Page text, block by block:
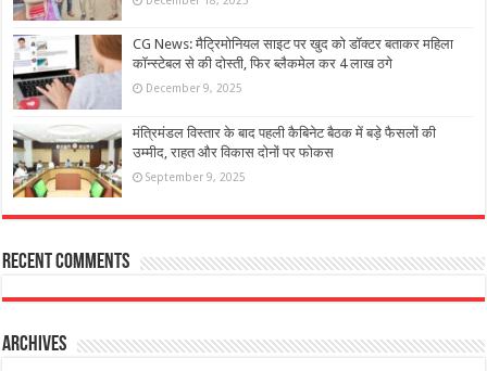
CG News: मैट्रिमोनियल साइट पर खुद को डॉक्टर बताकर महिला
कॉन्स्टेबल से की दोस्ती, फिर ब्लैकमेल कर 4 लाख ठगे
December 9, 2025
मंत्रिमंडल विस्तार के बाद पहली कैबिनेट बैठक में बड़े फैसलों की
उम्मीद, राहत और विकास दोनों पर फोकस
September 9, 2025
Recent Comments
Archives